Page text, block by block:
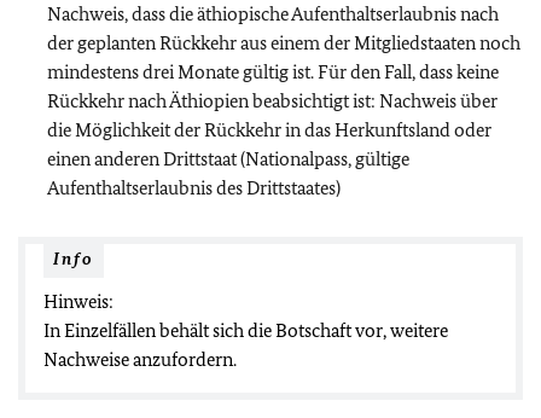
Nachweis, dass die äthiopische Aufenthaltserlaubnis nach
der geplanten Rückkehr aus einem der Mitgliedstaaten noch
mindestens drei Monate gültig ist. Für den Fall, dass keine
Rückkehr nach Äthiopien beabsichtigt ist: Nachweis über
die Möglichkeit der Rückkehr in das Herkunftsland oder
einen anderen Drittstaat (Nationalpass, gültige
Aufenthaltserlaubnis des Drittstaates)
Info
Hinweis:
In Einzelfällen behält sich die Botschaft vor, weitere
Nachweise anzufordern.